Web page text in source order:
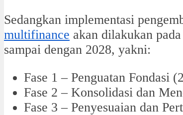
Sedangkan implementasi
multifinance akan dilakukan
sampai dengan 2028, yakni:
Fase 1 – Penguatan Fondasi
Fase 2 – Konsolidasi dan
Fase 3 – Penyesuaian dan